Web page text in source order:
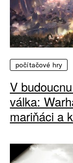
počítačové hry
V
válka:
mariňáci a